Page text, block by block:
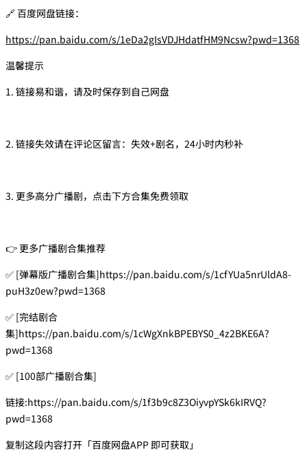
🔗 百度网盘链接：
https://pan.baidu.com/s/1eDa2gIsVDJHdatfHM9Ncsw?pwd=1368
温馨提示
1. 链接易和谐，请及时保存到自己网盘
2. 链接失效请在评论区留言：失效+剧名，24小时内秒补
3. 更多高分广播剧，点击下方合集免费领取
👉 更多广播剧合集推荐
✅ [弹幕版广播剧合集]https://pan.baidu.com/s/1cfYUa5nrUldA8-
puH3z0ew?pwd=1368
✅ [完结剧合
集]https://pan.baidu.com/s/1cWgXnkBPEBYS0_4z2BKE6A?
pwd=1368
✅ [100部广播剧合集]
链接:https://pan.baidu.com/s/1f3b9c8Z3OiyvpYSk6kIRVQ?
pwd=1368
复制这段内容打开「百度网盘APP 即可获取」